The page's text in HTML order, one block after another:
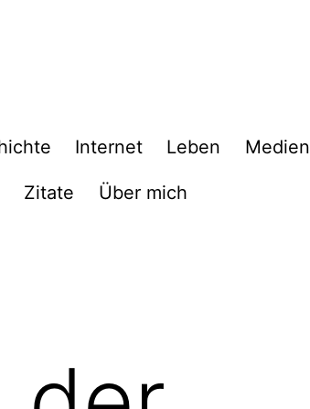
Internet Leben Medien
Zitate Über mich